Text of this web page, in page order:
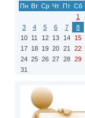
Пн Вт Ср Чт Пт Сб
1
3
4 5 6 7 8
10 11 12 13 14 15
17 18 19 20 21 22
24 25 26 27 28 29
31